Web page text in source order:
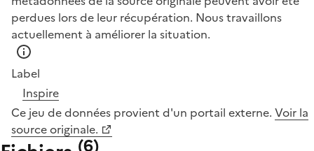
perdues lors de leur récupération. Nous travaillons
actuellement à améliorer la situation.
Label
Inspire
Ce jeu de données provient d'un portail externe. Voir la
source originale.
(6)